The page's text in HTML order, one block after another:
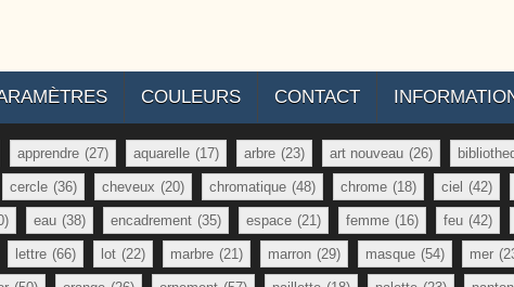
COULEURS CONTACT
apprendre (27) aquarelle (17) arbre (23) art nouveau (26)
cercle (36) cheveux (20) chromatique (48) chrome (18) ciel (42)
eau (38) encadrement (35) espace (21) femme (16) feu (42)
lettre (66) lot (22) marbre (21) marron (29) masque (54) mer